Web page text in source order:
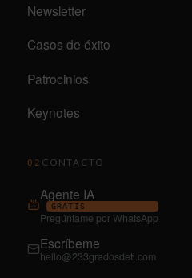
Newsletter
Casos de éxito
Patrocinios
Keynotes
02 CONTACTO
Agente IA
GRATIS
Pregúntame por WhatsApp
Escríbeme
hello@233gradosdeti.com